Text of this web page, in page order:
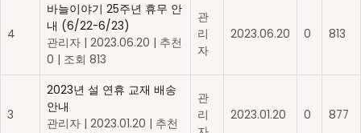
4
바늘이야기 25주년 휴무 안
내 (6/22-6/23)
관리자 | 2023.06.20 | 추천
0 | 조회 813
관
리
자
2023.06.20 0 813
3
2023년 설 연휴 교재 배송
안내
관리자 | 2023.01.20 | 추천
관
리
2023.01.20 0 877